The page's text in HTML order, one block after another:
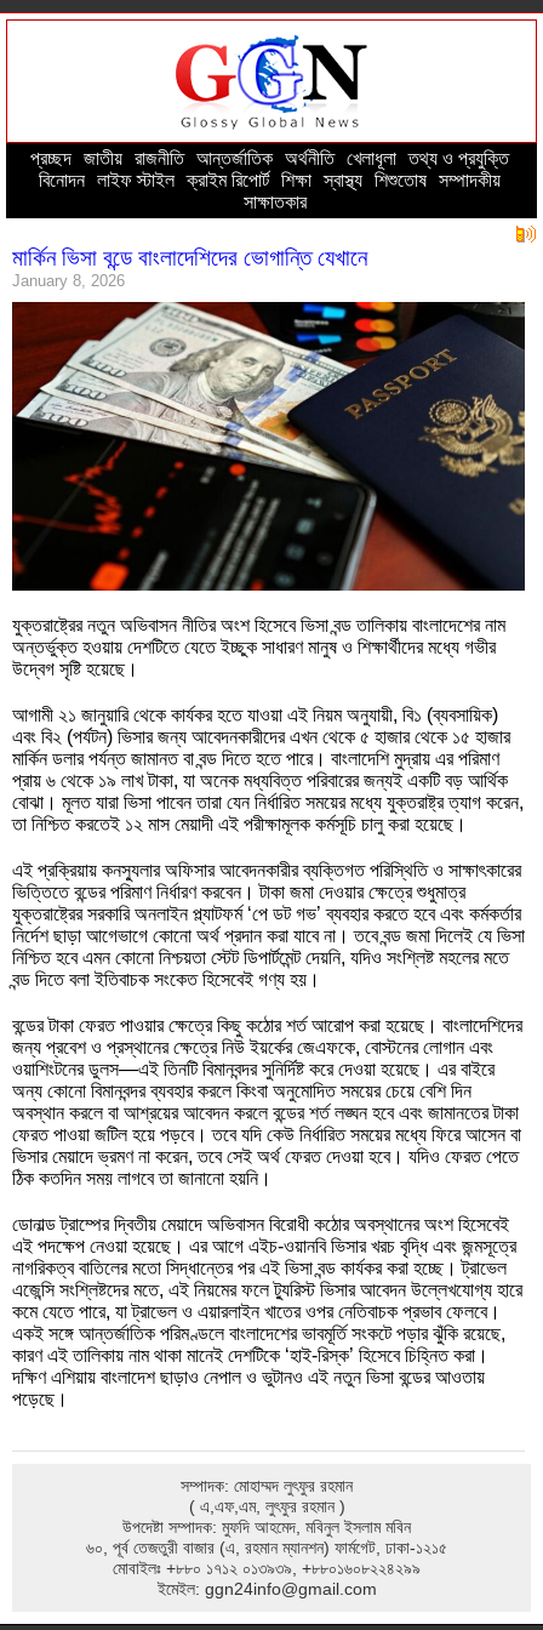
প্রচ্ছদ-- জাতীয়-- রাজনীতি-- আন্তর্জাতিক-- অর্থনীতি-- খেলাধূলা--তথ্য ও প্রযুক্তি--
বিনোদন-- লাইফ স্টাইল--ক্রাইম রিপোর্ট-- শিক্ষা--স্বাস্থ্য-- শিশুতোষ-- সম্পাদকীয়--
সাক্ষাতকার
মার্কিন ভিসা বন্ডে বাংলাদেশিদের ভোগান্তি যেখানে
January 8, 2026
যুক্তরাষ্ট্রের নতুন অভিবাসন নীতির অংশ হিসেবে ভিসা বন্ড তালিকায় বাংলাদেশের নাম
অন্তর্ভুক্ত হওয়ায় দেশটিতে যেতে ইচ্ছুক সাধারণ মানুষ ও শিক্ষার্থীদের মধ্যে গভীর
উদ্বেগ সৃষ্টি হয়েছে।
আগামী ২১ জানুয়ারি থেকে কার্যকর হতে যাওয়া এই নিয়ম অনুযায়ী, বি১ (ব্যবসায়িক)
এবং বি২ (পর্যটন) ভিসার জন্য আবেদনকারীদের এখন থেকে ৫ হাজার থেকে ১৫ হাজার
মার্কিন ডলার পর্যন্ত জামানত বা বন্ড দিতে হতে পারে। বাংলাদেশি মুদ্রায় এর পরিমাণ
প্রায় ৬ থেকে ১৯ লাখ টাকা, যা অনেক মধ্যবিত্ত পরিবারের জন্যই একটি বড় আর্থিক
বোঝা। মূলত যারা ভিসা পাবেন তারা যেন নির্ধারিত সময়ের মধ্যে যুক্তরাষ্ট্র ত্যাগ করেন,
তা নিশ্চিত করতেই ১২ মাস মেয়াদী এই পরীক্ষামূলক কর্মসূচি চালু করা হয়েছে।
এই প্রক্রিয়ায় কনস্যুলার অফিসার আবেদনকারীর ব্যক্তিগত পরিস্থিতি ও সাক্ষাৎকারের
ভিত্তিতে বন্ডের পরিমাণ নির্ধারণ করবেন। টাকা জমা দেওয়ার ক্ষেত্রে শুধুমাত্র
যুক্তরাষ্ট্রের সরকারি অনলাইন প্ল্যাটফর্ম ‘পে ডট গভ’ ব্যবহার করতে হবে এবং কর্মকর্তার
নির্দেশ ছাড়া আগেভাগে কোনো অর্থ প্রদান করা যাবে না। তবে বন্ড জমা দিলেই যে ভিসা
নিশ্চিত হবে এমন কোনো নিশ্চয়তা স্টেট ডিপার্টমেন্ট দেয়নি, যদিও সংশ্লিষ্ট মহলের মতে
বন্ড দিতে বলা ইতিবাচক সংকেত হিসেবেই গণ্য হয়।
বন্ডের টাকা ফেরত পাওয়ার ক্ষেত্রে কিছু কঠোর শর্ত আরোপ করা হয়েছে। বাংলাদেশিদের
জন্য প্রবেশ ও প্রস্থানের ক্ষেত্রে নিউ ইয়র্কের জেএফকে, বোস্টনের লোগান এবং
ওয়াশিংটনের ডুলস—এই তিনটি বিমানবন্দর সুনির্দিষ্ট করে দেওয়া হয়েছে। এর বাইরে
অন্য কোনো বিমানবন্দর ব্যবহার করলে কিংবা অনুমোদিত সময়ের চেয়ে বেশি দিন
অবস্থান করলে বা আশ্রয়ের আবেদন করলে বন্ডের শর্ত লঙ্ঘন হবে এবং জামানতের টাকা
ফেরত পাওয়া জটিল হয়ে পড়বে। তবে যদি কেউ নির্ধারিত সময়ের মধ্যে ফিরে আসেন বা
ভিসার মেয়াদে ভ্রমণ না করেন, তবে সেই অর্থ ফেরত দেওয়া হবে। যদিও ফেরত পেতে
ঠিক কতদিন সময় লাগবে তা জানানো হয়নি।
ডোনাল্ড ট্রাম্পের দ্বিতীয় মেয়াদে অভিবাসন বিরোধী কঠোর অবস্থানের অংশ হিসেবেই
এই পদক্ষেপ নেওয়া হয়েছে। এর আগে এইচ-ওয়ানবি ভিসার খরচ বৃদ্ধি এবং জন্মসূত্রে
নাগরিকত্ব বাতিলের মতো সিদ্ধান্তের পর এই ভিসা বন্ড কার্যকর করা হচ্ছে। ট্রাভেল
এজেন্সি সংশ্লিষ্টদের মতে, এই নিয়মের ফলে ট্যুরিস্ট ভিসার আবেদন উল্লেখযোগ্য হারে
কমে যেতে পারে, যা ট্রাভেল ও এয়ারলাইন খাতের ওপর নেতিবাচক প্রভাব ফেলবে।
একই সঙ্গে আন্তর্জাতিক পরিমণ্ডলে বাংলাদেশের ভাবমূর্তি সংকটে পড়ার ঝুঁকি রয়েছে,
কারণ এই তালিকায় নাম থাকা মানেই দেশটিকে ‘হাই-রিস্ক’ হিসেবে চিহ্নিত করা।
দক্ষিণ এশিয়ায় বাংলাদেশ ছাড়াও নেপাল ও ভুটানও এই নতুন ভিসা বন্ডের আওতায়
পড়েছে।
সম্পাদক: মোহাম্মদ লুৎফুর রহমান
( এ,এফ,এম, লুৎফুর রহমান )
উপদেষ্টা সম্পাদক: মুফদি আহমেদ, মবিনুল ইসলাম মবিন
৬০, পূর্ব তেজতুরী বাজার (এ, রহমান ম্যানশন) ফার্মগেট, ঢাকা-১২১৫
মোবাইলঃ +৮৮০ ১৭১২ ০১৩৯৩৯, +৮৮০১৬০৮২২৪২৯৯
ইমেইল: ggn24info@gmail.com